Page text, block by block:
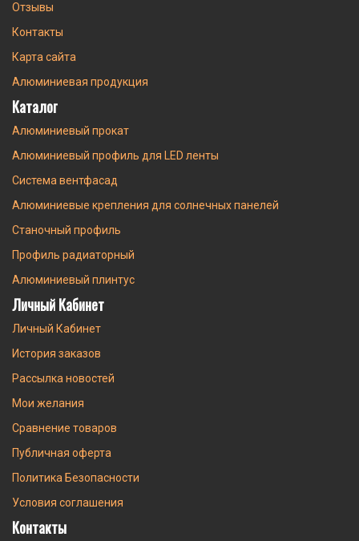
Отзывы
Контакты
Карта сайта
Алюминиевая продукция
Каталог
Алюминиевый прокат
Алюминиевый профиль для LED ленты
Система вентфасад
Алюминиевые крепления для солнечных панелей
Станочный профиль
Профиль радиаторный
Алюминиевый плинтус
Личный Кабинет
Личный Кабинет
История заказов
Рассылка новостей
Мои желания
Сравнение товаров
Публичная оферта
Политика Безопасности
Условия соглашения
Контакты